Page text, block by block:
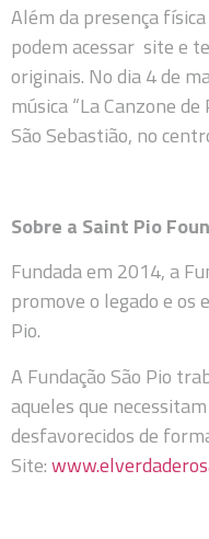
Além da presença
podem acessar site e
originais. No dia 4 de
música “La Canzone
São Sebastião, no
Sobre a Saint Pio
Fundada em 2014, a
promove o legado e os
Pio.
A Fundação São Pio
aqueles que
desfavorecidos de
Site: